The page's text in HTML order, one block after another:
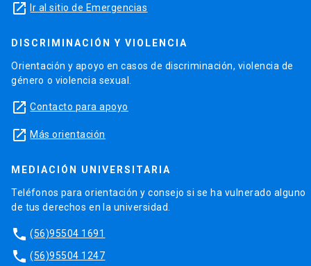
launch Ir al sitio de Emergencias
DISCRIMINACIÓN Y VIOLENCIA
Orientación y apoyo en casos de discriminación, violencia de
género o violencia sexual.
launch Contacto para apoyo
launch Más orientación
MEDIACIÓN UNIVERSITARIA
Teléfonos para orientación y consejo si se ha vulnerado alguno
de tus derechos en la universidad.
phone (56)95504 1691
phone (56)95504 1247